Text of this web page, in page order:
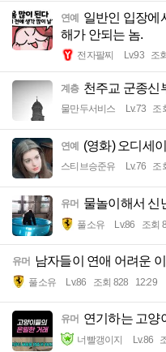
연예
일반인 입장에
해가 안되는 놈.
전자팔찌 Lv.93 조
계층 천주교 군종신
물만두서비스 Lv.73 조
연예 (영화) 오디세
스티브승준유 Lv.76 조
유머 물놀이해서 신
풀소유 Lv.86 조회
유머 남자들이 연애 어려운
풀소유 Lv.86 조회 828 12:29
유머 연기하는 고양
너빨갱이지 Lv.86